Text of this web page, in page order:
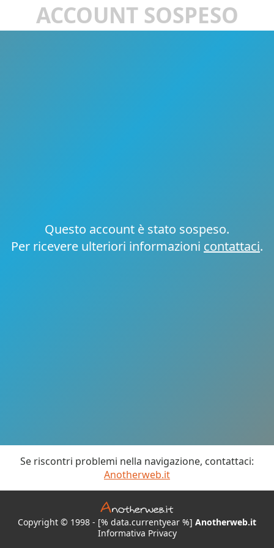
ACCOUNT SOSPESO
Questo account è stato sospeso.
Per ricevere ulteriori informazioni contattaci.
Se riscontri problemi nella navigazione, contattaci:
Anotherweb.it
Copyright © 1998 - [% data.currentyear %] Anotherweb.it
Informativa Privacy